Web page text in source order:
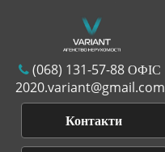
(068) 131-57-88 ОФІС
2020.variant@gmail.com
Контакти